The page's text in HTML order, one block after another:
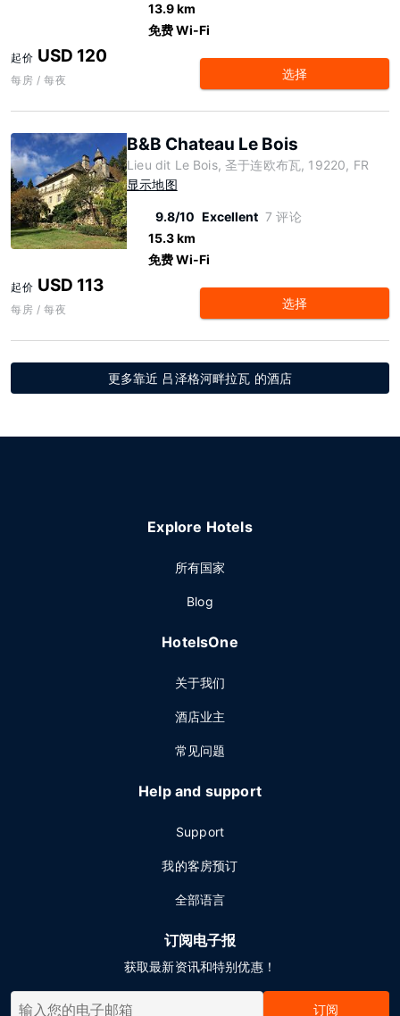
13.9 km
免费 Wi-Fi
起价 USD 120
每房 / 每夜 选择
B&B Chateau Le Bois
Lieu dit Le Bois, 圣于连欧布瓦, 19220, FR
显示地图
9.8/10 Excellent 7 评论
15.3 km
免费 Wi-Fi
起价 USD 113
每房 / 每夜 选择
更多靠近 吕泽格河畔拉瓦 的酒店
Explore Hotels
所有国家
Blog
HotelsOne
关于我们
酒店业主
常见问题
Help and support
Support
我的客房预订
全部语言
订阅电子报
获取最新资讯和特别优惠！
订阅